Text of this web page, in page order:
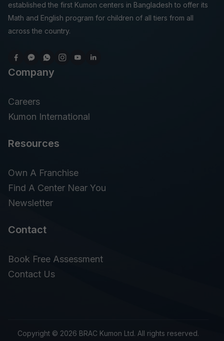
established the first Kumon centers in Bangladesh to offer its
Math and English program for children of all tiers from all
across the country.
Company
Careers
Kumon International
Resources
Own A Franchise
Find A Center Near You
Newsletter
Contact
Book Free Assessment
Contact Us
Copyright © 2026 BRAC Kumon Ltd. All rights reserved.